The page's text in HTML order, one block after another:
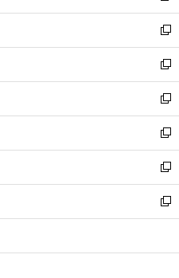
ウ
で
開
く
ン
ド
ウ
で
開
く
ウ
ィ
ン
ド
ウ
で
開
く
し
い
ウ
ィ
ン
ド
ウ
で
開
く
新
し
い
ウ
ィ
ン
ド
ウ
で
開
く
新
し
い
ウ
ィ
ン
ド
ウ
で
開
新
し
い
ウ
ィ
ン
ド
ウ
開
新
し
い
ウ
ィ
ン
ウ
新
し
い
ウ
ン
新
し
ウ